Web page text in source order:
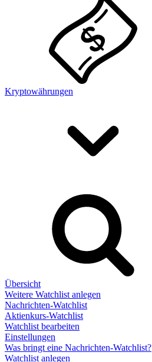
Kryptowährungen
Übersicht
Weitere Watchlist anlegen
Nachrichten-Watchlist
Aktienkurs-Watchlist
Watchlist bearbeiten
Einstellungen
Was bringt eine Nachrichten-Watchlist?
Watchlist anlegen